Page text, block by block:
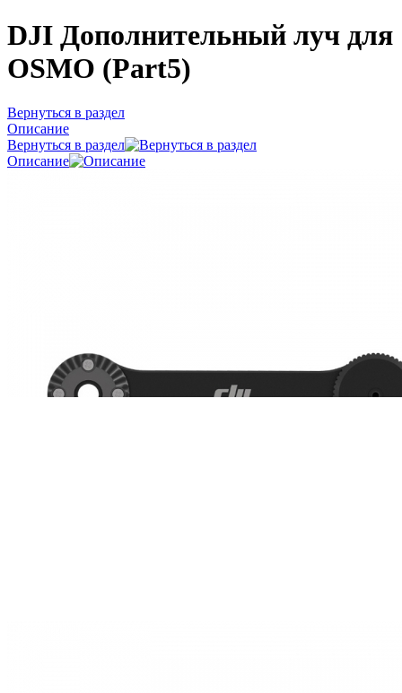
DJI Дополнительный луч для
OSMO (Part5)
Вернуться в раздел
Описание
Вернуться в раздел
Описание